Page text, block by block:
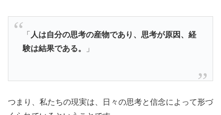
「 人は自分の思考の産物であり、思考が原因、経
験は結果である。
」
つまり、私たちの現実は、日々の思考と信念によって形づ